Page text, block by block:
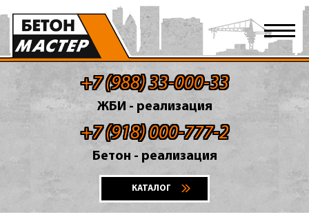
+7 (988) 33-000-33
ЖБИ - реализация
+7 (918) 000-777-2
Бетон - реализация
КАТАЛОГ